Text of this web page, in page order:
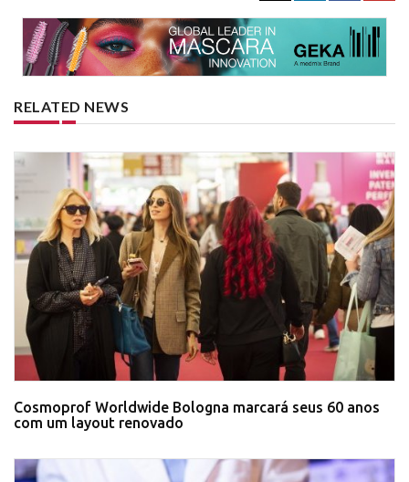
RELATED NEWS
Cosmoprof Worldwide Bologna marcará seus 60 anos
com um layout renovado